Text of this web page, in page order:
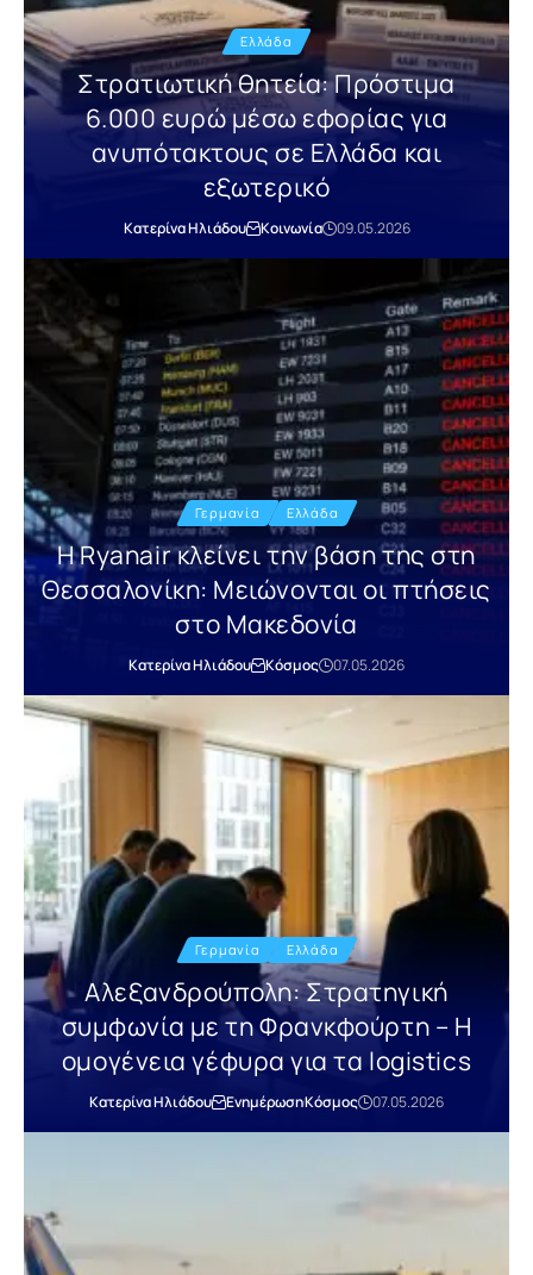
Ελλάδα
Στρατιωτική θητεία: Πρόστιμα
6.000 ευρώ μέσω εφορίας για
ανυπότακτους σε Ελλάδα και
εξωτερικό
Κατερίνα Ηλιάδου Κοινωνία 09.05.2026
Γερμανία Ελλάδα
Η Ryanair κλείνει την βάση της στη
Θεσσαλονίκη: Μειώνονται οι πτήσεις
στο Μακεδονία
Κατερίνα Ηλιάδου Κόσμος 07.05.2026
Γερμανία Ελλάδα
Αλεξανδρούπολη: Στρατηγική
συμφωνία με τη Φρανκφούρτη – Η
ομογένεια γέφυρα για τα logistics
Κατερίνα Ηλιάδου ΕνημέρωσηΚόσμος 07.05.2026